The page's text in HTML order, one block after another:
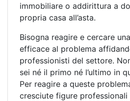
immobiliare o addirittura a
propria casa all’asta.
Bisogna reagire e cercare
efficace al problema
professionisti del settore.
sei né il primo né l’ultimo in
Per reagire a queste
cresciute figure